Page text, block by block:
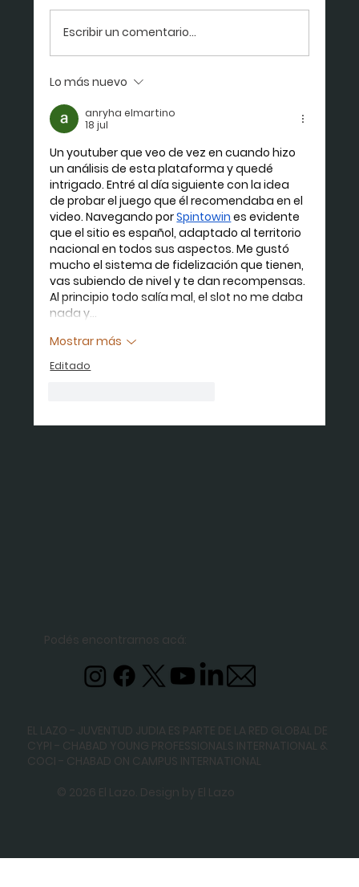
El Matrimonio Mixto
Escribir un comentario...
Lo más nuevo
anryha elmartino
18 jul
Un youtuber que veo de vez en cuando hizo
un análisis de esta plataforma y quedé
intrigado. Entré al día siguiente con la idea
de probar el juego que él recomendaba en el
video. Navegando por Spintowin es evidente
que el sitio es español, adaptado al territorio
nacional en todos sus aspectos. Me gustó
mucho el sistema de fidelización que tienen,
vas subiendo de nivel y te dan recompensas.
Al principio todo salía mal, el slot no me daba
nada y…
Mostrar más
Editado
Podés encontrarnos acá:
© 2026 El Lazo. Design by El Lazo
EL LAZO - JUVENTUD JUDIA ES PARTE DE LA RED GLOBAL DE
CYPI - CHABAD YOUNG PROFESSIONALS INTERNATIONAL &
COCI - CHABAD ON CAMPUS INTERNATIONAL